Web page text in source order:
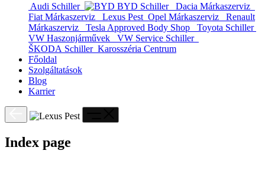
Audi Schiller BYD Schiller
Dacia Márkaszerviz
Fiat Márkaszerviz
Lexus Pest Opel Márkaszerviz
Renault
Márkaszerviz
Tesla Approved Body Shop
Toyota Schiller
VW Haszonjárművek
VW Service Schiller
ŠKODA Schiller Karosszéria Centrum
Főoldal
Szolgáltatások
Blog
Karrier
Index page